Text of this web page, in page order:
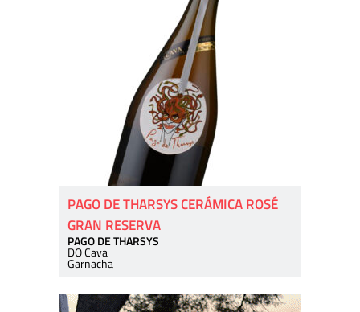
PAGO DE THARSYS CERÁMICA ROSÉ
GRAN RESERVA
PAGO DE THARSYS
DO Cava
Garnacha